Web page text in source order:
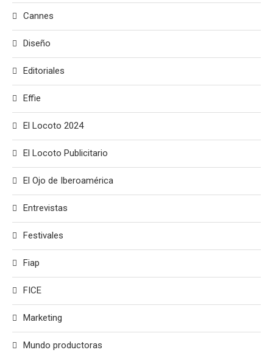
Cannes
Diseño
Editoriales
Effie
El Locoto 2024
El Locoto Publicitario
El Ojo de Iberoamérica
Entrevistas
Festivales
Fiap
FICE
Marketing
Mundo productoras